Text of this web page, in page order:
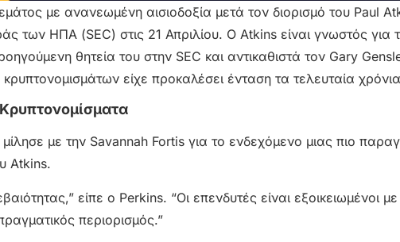
με ανανεωμένη αισιοδοξία μετά τον διορισμό του Paul
των ΗΠΑ (SEC) στις 21 Απριλίου. Ο Atkins είναι γνωστός για
θητεία του στην SEC και αντικαθιστά τον Gary
είχε προκαλέσει ένταση τα τελευταία
με την Savannah Fortis για το ενδεχόμενο μιας πιο
Atkins.
είπε ο Perkins. “Οι επενδυτές είναι εξοικειωμένοι
περιορισμός.”